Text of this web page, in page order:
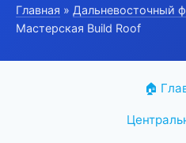
Главная » Дальневосточный
Мастерская Build Roof
🏠